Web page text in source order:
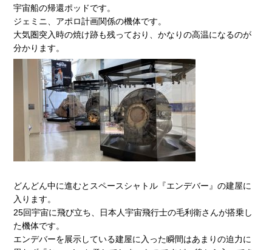
宇宙船の帰還ポッドです。
ジェミニ、アポロ計画関係の機体です。
大気圏突入時の焼け跡も残っており、かなりの高温になるのが
分かります。
どんどん中に進むとスペースシャトル『エンデバー』の建屋に
入ります。
25回宇宙に飛び立ち、日本人宇宙飛行士の毛利衛さんが搭乗し
た機体です。
エンデバーを展示している建屋に入った瞬間はあまりの迫力に